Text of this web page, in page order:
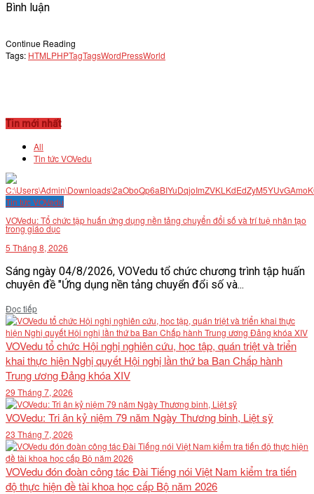
Bình luận
Continue Reading
Tags: HTML PHPTagTagsWordPressWorld
Tin mới nhất
All
Tin tức VOVedu
Tin tức VOVedu
VOVedu: Tổ chức tập huấn ứng dụng nền tảng chuyển đổi số và trí tuệ nhân tạo
trong giáo dục
5 Tháng 8, 2026
Sáng ngày 04/8/2026, VOVedu tổ chức chương trình tập huấn
chuyên đề "Ứng dụng nền tảng chuyển đổi số và...
Đọc tiếpDetails
VOVedu tổ chức Hội nghị nghiên cứu, học tập, quán triệt và triển
khai thực hiện Nghị quyết Hội nghị lần thứ ba Ban Chấp hành
Trung ương Đảng khóa XIV
29 Tháng 7, 2026
VOVedu: Tri ân kỷ niệm 79 năm Ngày Thương binh, Liệt sỹ
23 Tháng 7, 2026
VOVedu đón đoàn công tác Đài Tiếng nói Việt Nam kiểm tra tiến
độ thực hiện đề tài khoa học cấp Bộ năm 2026